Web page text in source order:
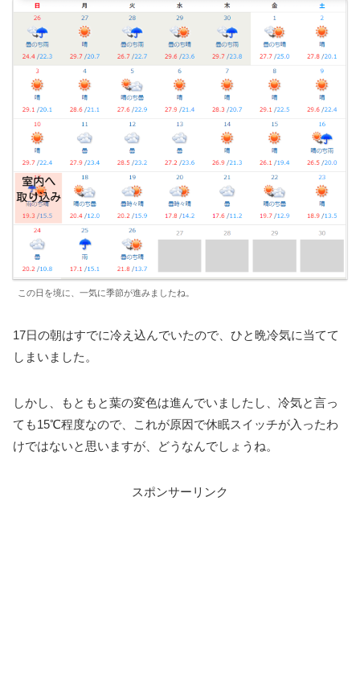
この日を境に、一気に季節が進みましたね。
17日の朝はすでに冷え込んでいたので、ひと晩冷気に当てて
しまいました。
しかし、もともと葉の変色は進んでいましたし、冷気と言っ
ても15℃程度なので、これが原因で休眠スイッチが入ったわ
けではないと思いますが、どうなんでしょうね。
スポンサーリンク